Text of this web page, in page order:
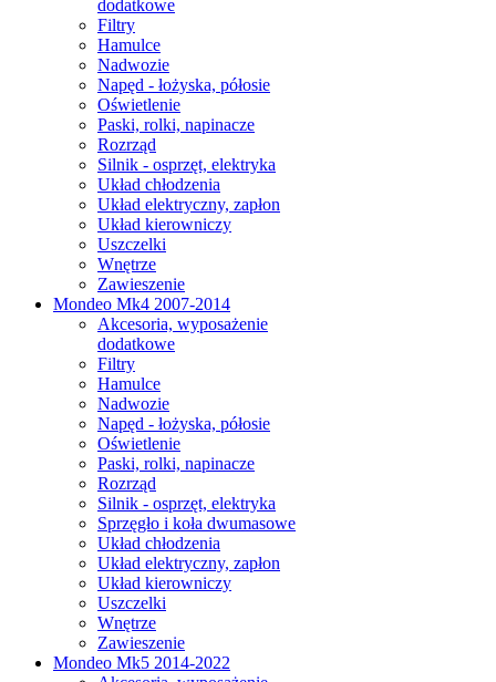
dodatkowe
Filtry
Hamulce
Nadwozie
Napęd - łożyska, półosie
Oświetlenie
Paski, rolki, napinacze
Rozrząd
Silnik - osprzęt, elektryka
Układ chłodzenia
Układ elektryczny, zapłon
Układ kierowniczy
Uszczelki
Wnętrze
Zawieszenie
Mondeo Mk4 2007-2014
Akcesoria, wyposażenie
dodatkowe
Filtry
Hamulce
Nadwozie
Napęd - łożyska, półosie
Oświetlenie
Paski, rolki, napinacze
Rozrząd
Silnik - osprzęt, elektryka
Sprzęgło i koła dwumasowe
Układ chłodzenia
Układ elektryczny, zapłon
Układ kierowniczy
Uszczelki
Wnętrze
Zawieszenie
Mondeo Mk5 2014-2022